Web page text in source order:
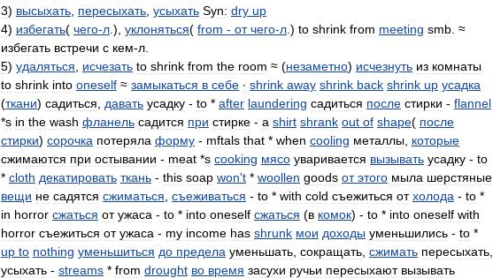
3) высыхать пересыхать усыхать Syn: dry up
4) избегать( чего-л .), уклоняться( from - от чего-л .) to shrink from meeting smb . ≈
избегать встречи с кем-л
5) удаляться исчезать to shrink from the room ≈ (незаметно) исчезнуть из комнаты
to shrink into oneself ≈ замыкаться в себе ∙ shrink away shrink back shrink up усадка
(ткани) садиться давать усадку - to * after laundering садиться после стирки - flannel
*s in the wash фланель садится при стирке - a shirt shrank out of shape( после
стирки) сорочка потеряла форму - mftals that * when cooling металлы которые
сжимаются при остывании - meat *s cooking мясо уваривается вызывать усадку - to
* cloth декатировать ткань - this soap won't * woollen goods от этого мыла шерстяные
вещи не садятся сжиматься съеживаться - to * with cold съежиться от холода - to *
in horror сжаться от ужаса - to * into oneself сжаться (в комок) - to * into oneself with
horror съежиться от ужаса - my income has shrunk мои доходы уменьшились - to *
up to nothing уменьшиться до предела уменьшать сокращать сжимать пересыхать
усыхать - streams * from drought во время засухи ручьи пересыхают вызывать